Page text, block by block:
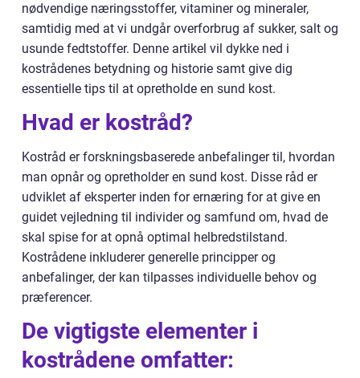
nødvendige næringsstoffer, vitaminer og mineraler,
samtidig med at vi undgår overforbrug af sukker, salt og
usunde fedtstoffer. Denne artikel vil dykke ned i
kostrådenes betydning og historie samt give dig
essentielle tips til at opretholde en sund kost.
Hvad er kostråd?
Kostråd er forskningsbaserede anbefalinger til, hvordan
man opnår og opretholder en sund kost. Disse råd er
udviklet af eksperter inden for ernæring for at give en
guidet vejledning til individer og samfund om, hvad de
skal spise for at opnå optimal helbredstilstand.
Kostrådene inkluderer generelle principper og
anbefalinger, der kan tilpasses individuelle behov og
præferencer.
De vigtigste elementer i
kostrådene omfatter: